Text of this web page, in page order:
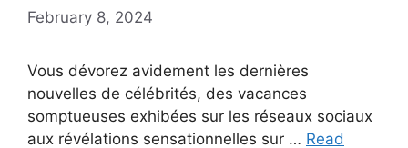
February 8, 2024
Vous dévorez avidement les dernières
nouvelles de célébrités, des vacances
somptueuses exhibées sur les réseaux sociaux
aux révélations sensationnelles sur … Read